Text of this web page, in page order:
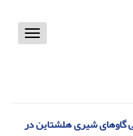
Toggle
گاوهای شیری هلشتاین در